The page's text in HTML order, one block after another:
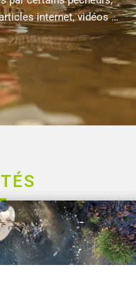
internet, vidéos …
Page